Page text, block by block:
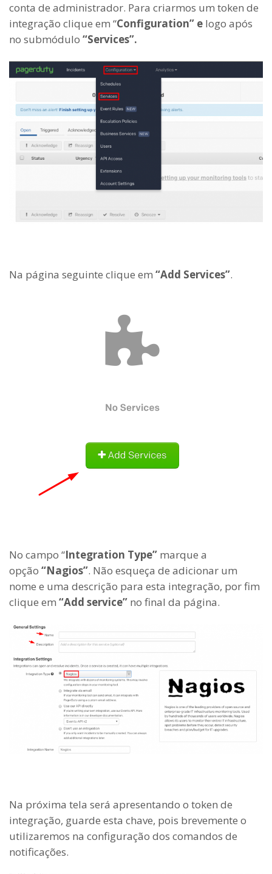
conta de administrador. Para criarmos um token de
integração clique em “Configuration” e logo após
no submódulo “Services”.
Na página seguinte clique em “Add Services”.
No campo “Integration Type” marque a
opção “Nagios”. Não esqueça de adicionar um
nome e uma descrição para esta integração, por fim
clique em “Add service” no final da página.
Na próxima tela será apresentando o token de
integração, guarde esta chave, pois brevemente o
utilizaremos na configuração dos comandos de
notificações.